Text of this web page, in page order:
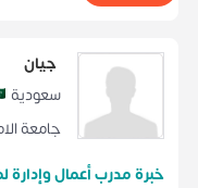
جيان
سعودية
جامعة
خبرة مدرب أعمال وإدارة لمدة